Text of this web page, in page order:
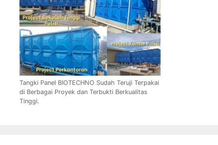
Tangki Panel BIOTECHNO Sudah Teruji Terpakai
di Berbagai Proyek dan Terbukti Berkualitas
Tinggi.